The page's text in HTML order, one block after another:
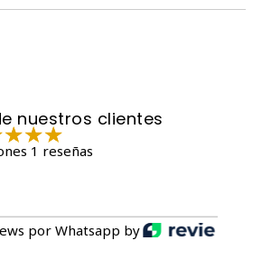
nuestros clientes
1 reseñas
por Whatsapp by